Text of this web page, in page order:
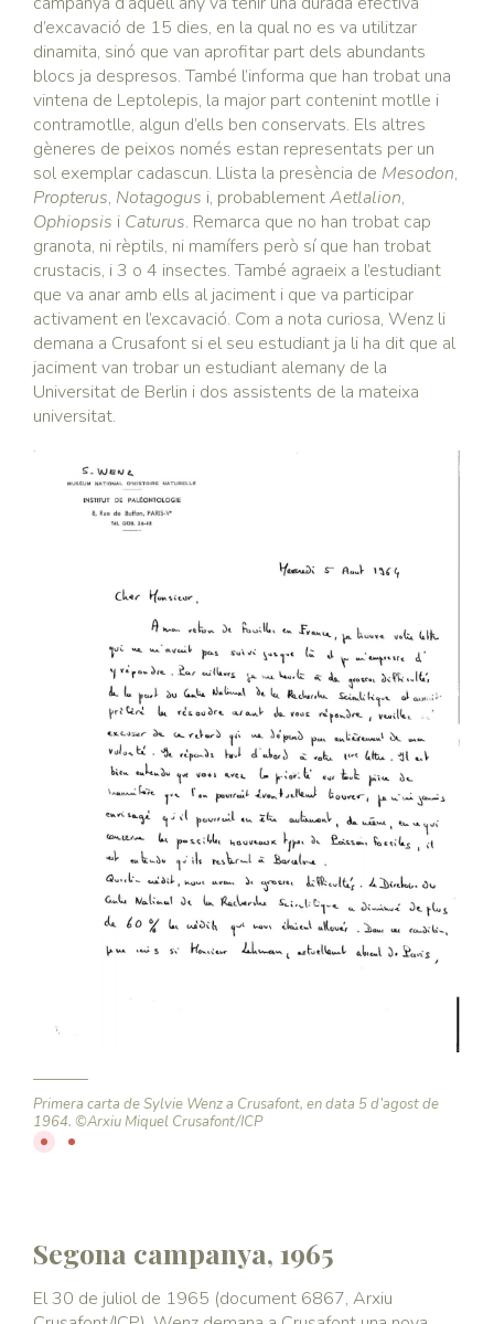
d’excavació de 15 dies, en la qual no es va utilitzar
dinamita, sinó que van aprofitar part dels abundants
blocs ja despresos. També l’informa que han trobat una
vintena de Leptolepis, la major part contenint motlle i
contramotlle, algun d’ells ben conservats. Els altres
gèneres de peixos només estan representats per un
sol exemplar cadascun. Llista la presència de Mesodon,
Propterus, Notagogus i, probablementAetlalion,
Ophiopsis i Caturus. Remarca que no han trobat cap
granota, ni rèptils, ni mamífers però sí que han trobat
crustacis, i 3 o 4 insectes. També agraeix a l’estudiant
que va anar amb ells al jaciment i que va participar
activament en l’excavació. Com a nota curiosa, Wenz li
demana a Crusafont si el seu estudiant ja li ha dit que al
jaciment van trobar un estudiant alemany de la
Universitat de Berlin i dos assistents de la mateixa
universitat.
Primera carta de Sylvie Wenz a Crusafont, en data 5 d’agost de
1964. ©Arxiu Miquel Crusafont/ICP
Segona campanya, 1965
El 30 de juliol de 1965 (document 6867, Arxiu